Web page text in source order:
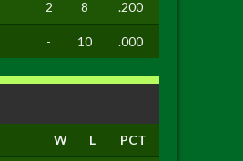
2 8 .200
- 10 .000
W L PCT